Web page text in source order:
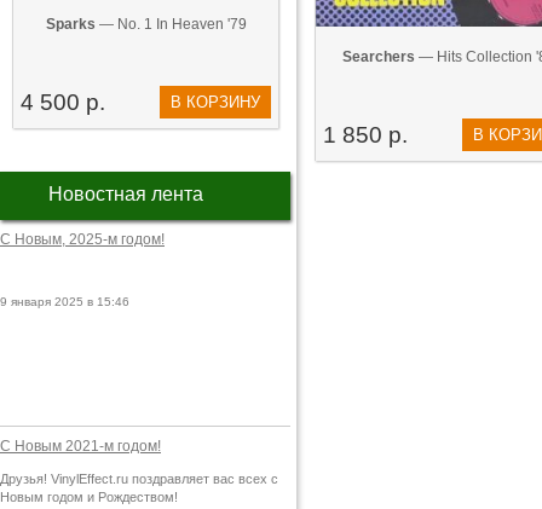
Sparks — No. 1 In Heaven '79
4 500 р. В КОРЗИНУ
Новостная лента
С Новым, 2025-м годом!
9 января 2025 в 15:46
С Новым 2021-м годом!
Друзья! VinylEffect.ru поздравляет вас всех с
Новым годом и Рождеством!
Searchers — Hits Collection
1 850 р. В